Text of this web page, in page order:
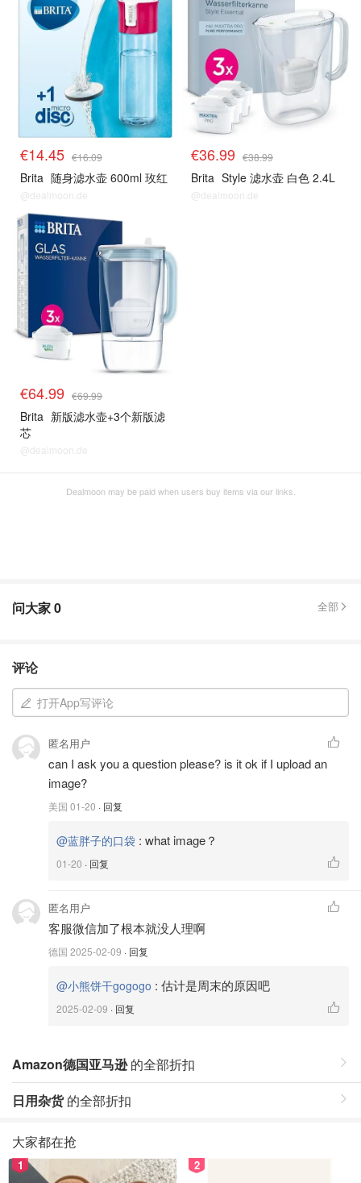
€14.45 €16.09
Brita 随身滤水壶 600ml 玫红
@dealmoon.de
€36.99 €38.99
Brita Style 滤水壶 白色 2.4L
@dealmoon.de
€64.99 €69.99
Brita 新版滤水壶+3个新版滤
芯
@dealmoon.de
Dealmoon may be paid when users buy items via our links.
问大家0 全部
评论
打开App写评论
匿名用户
can I ask you a question please? is it ok if I upload an
image?
美国 01-20 · 回复
@蓝胖子的口袋 : what image？
01-20 · 回复
匿名用户
客服微信加了根本就没人理啊
德国 2025-02-09 · 回复
@小熊饼干gogogo : 估计是周末的原因吧
2025-02-09 · 回复
Amazon德国亚马逊的全部折扣
日用杂货的全部折扣
大家都在抢
1 2